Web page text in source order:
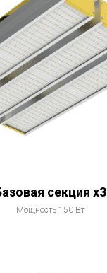
секция x3
Мощность 150 Вт